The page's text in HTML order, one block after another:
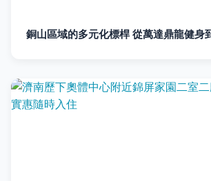
銅山區域的多元化標桿 從萬達鼎龍健身